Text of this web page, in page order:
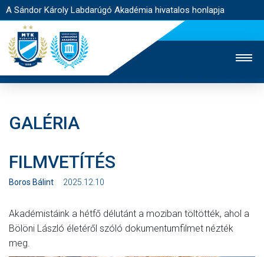
A Sándor Károly Labdarúgó Akadémia hivatalos honlapja
JEGYÉRTÉKESÍTÉS
EGYESÜLET
NYITÓLAP
GALÉRIA
FILMVETÍTÉS
Boros Bálint 2025.12.10
Akadémistáink a hétfő délutánt a moziban töltötték, ahol a
Bölöni László életéről szóló dokumentumfilmet nézték
meg.